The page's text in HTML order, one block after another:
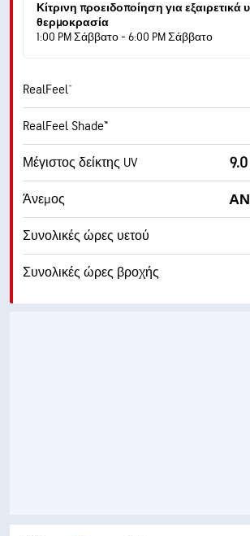
Κίτρινη προειδοποίηση για εξαιρετικά
θερμοκρασία
1:00 PM Σάββατο - 6:00 PM Σάββατο
RealFeel®
RealFeel Shade™
Μέγιστος δείκτης UV
Άνεμος
Συνολικές ώρες υετού
Συνολικές ώρες βροχής